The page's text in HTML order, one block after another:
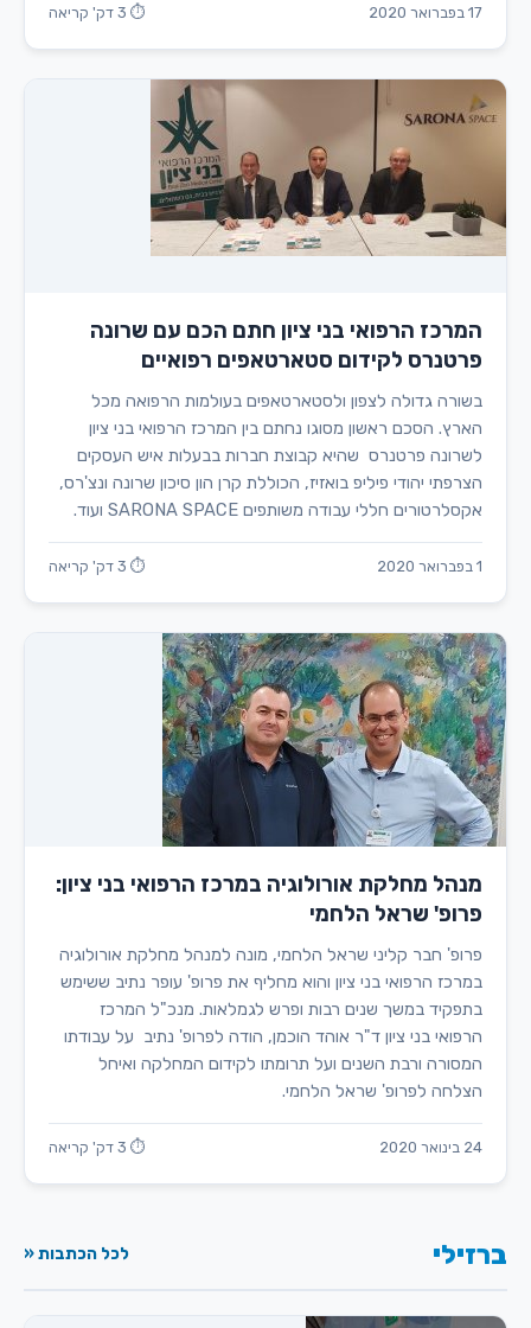
17 בפברואר 2020 ⏱ 3 דק' קריאה
המרכז הרפואי בני ציון חתם הכם עם שרונה
פרטנרס לקידום סטארטאפים רפואיים
בשורה גדולה לצפון ולסטארטאפים בעולמות הרפואה מכל
הארץ. הסכם ראשון מסוגו נחתם בין המרכז הרפואי בני ציון
לשרונה פרטנרס שהיא קבוצת חברות בבעלות איש העסקים
הצרפתי יהודי פיליפ בואזיז, הכוללת קרן הון סיכון שרונה ונצ'רס,
אקסלרטורים חללי עבודה משותפים SARONA SPACE ועוד.
1 בפברואר 2020 ⏱ 3 דק' קריאה
מנהל מחלקת אורולוגיה במרכז הרפואי בני ציון:
פרופ' שראל הלחמי
פרופ' חבר קליני שראל הלחמי, מונה למנהל מחלקת אורולוגיה
במרכז הרפואי בני ציון והוא מחליף את פרופ' עופר נתיב ששימש
בתפקיד במשך שנים רבות ופרש לגמלאות. מנכ"ל המרכז
הרפואי בני ציון ד"ר אוהד הוכמן, הודה לפרופ' נתיב על עבודתו
המסורה ורבת השנים ועל תרומתו לקידום המחלקה ואיחל
הצלחה לפרופ' שראל הלחמי.
24 בינואר 2020 ⏱ 3 דק' קריאה
ברזילי לכל הכתבות «